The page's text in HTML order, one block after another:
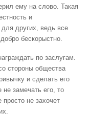
ему на слово. Такая
и
других, ведь все
бескорыстно.
по заслугам.
стороны общества
и сделать его
замечать его, то
просто не захочет